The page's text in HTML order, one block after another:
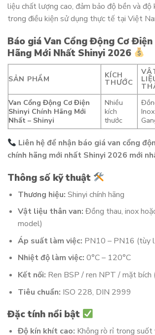
liệu chất lượng cao, đảm bảo độ bền và
trong điều kiện sử dụng thực tế tại Việt
Báo giá Van Cổng Động Cơ Điện
Hãng Mới Nhất Shinyi 2026
SẢN PHẨM KÍCH
THƯỚC
Van Cổng Động Cơ Điện
Shinyi Chính Hãng Mới
Nhất – Shinyi
Nhiều
kích
thước
Liên hệ để nhận báo giá van cổng
chính hãng mới nhất Shinyi 2026 mới
Thông số kỹ thuật
Thương hiệu: Shinyi chính hãng
Vật liệu thân van: Đồng thau, inox
model)
Áp suất làm việc: PN10 – PN16 (tùy
Nhiệt độ làm việc: 0°C – 120°C
Kết nối: Ren BSP / ren NPT / mặt bích
Tiêu chuẩn: ISO 228, DIN 2999
Đặc tính nổi bật
Độ kín khít cao: Không rò rỉ trong suốt